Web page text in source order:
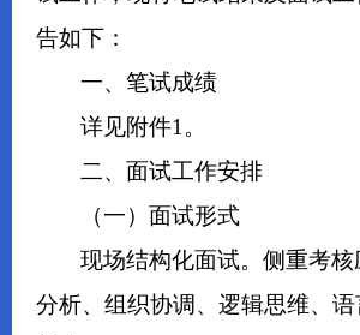
告如下：
一、笔试成绩
详见附件1。
二、面试工作安排
（一）面试形式
现场结构化面试。侧重考
分析、组织协调、逻辑思维、